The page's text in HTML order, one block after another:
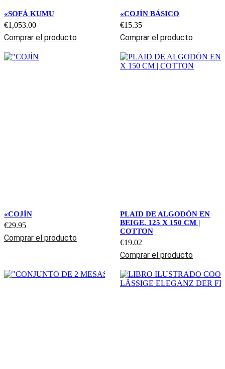
«SOFÁ KUMU
€1,053.00
Comprar el producto
«COJÍN BÁSICO
€15.35
Comprar el producto
«COJÍN
€29.95
Comprar el producto
PLAID DE ALGODÓN EN
BEIGE, 125 X 150 CM |
COTTON
€19.02
Comprar el producto